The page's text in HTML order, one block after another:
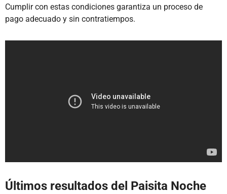
Cumplir con estas condiciones garantiza un proceso de
pago adecuado y sin contratiempos.
Últimos resultados del Paisita Noche